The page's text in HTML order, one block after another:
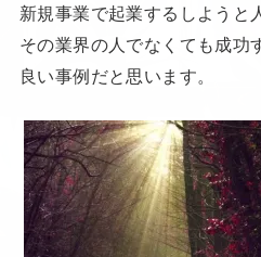
新規事業で起業するしようと
その業界の人でなくても成功
良い事例だと思います。